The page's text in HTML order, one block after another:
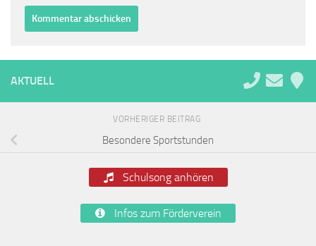
AKTUELL
VORHERIGER BEITRAG
Besondere Sportstunden
Schulsong anhören
Infos zum Förderverein